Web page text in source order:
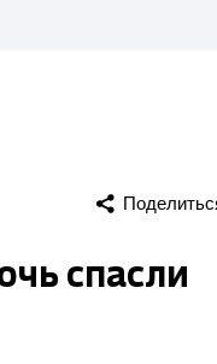
спасли